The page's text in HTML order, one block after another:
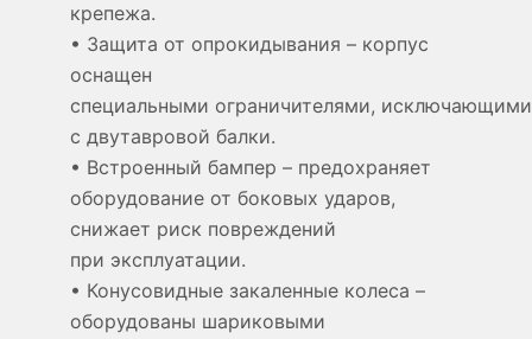
крепежа.
• Защита от опрокидывания – корпус
оснащен
специальными ограничителями,
с двутавровой балки.
• Встроенный бампер – предохраняет
оборудование от боковых ударов,
снижает риск повреждений
при эксплуатации.
• Конусовидные закаленные колеса –
оборудованы шариковыми